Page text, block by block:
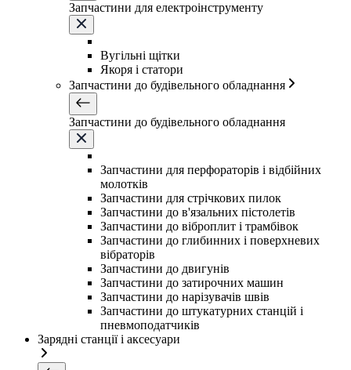
Запчастини для електроінструменту
Вугільні щітки
Якоря і статори
Запчастини до будівельного обладнання
Запчастини до будівельного обладнання
Запчастини для перфораторів і відбійних
молотків
Запчастини для стрічкових пилок
Запчастини до в'язальних пістолетів
Запчастини до віброплит і трамбівок
Запчастини до глибинних і поверхневих
вібраторів
Запчастини до двигунів
Запчастини до затирочних машин
Запчастини до нарізувачів швів
Запчастини до штукатурних станцій і
пневмоподатчиків
Зарядні станції і аксесуари